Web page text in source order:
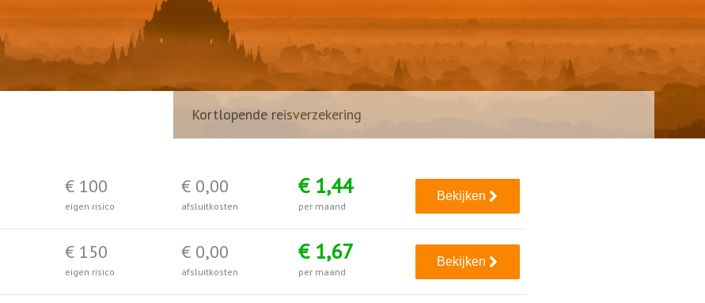
Kortlopende reisverzekering
€ 100
eigen risico
€ 0,00
afsluitkosten
€ 1,44
per maand
Bekijken
€ 150
eigen risico
€ 0,00
afsluitkosten
€ 1,67
per maand
Bekijken